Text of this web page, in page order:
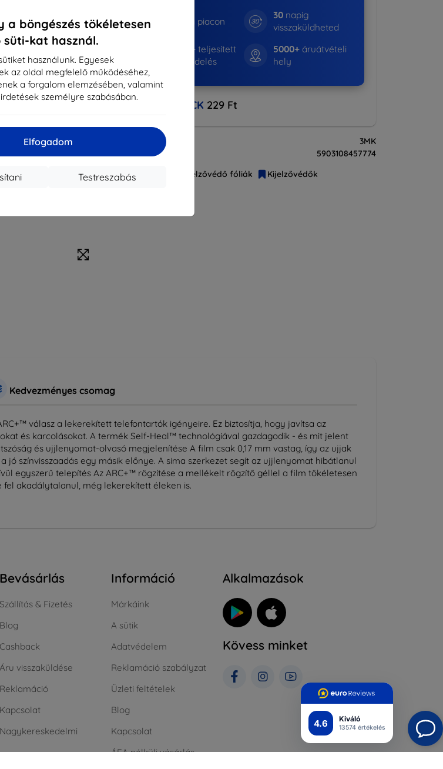
4.6 Kiváló
13574 értékelés
a böngészés tökéletesen
süti-kat használ.
használunk. Egyesek
az oldal megfelelő működéséhez,
a forgalom elemzésében, valamint
személyre szabásában.
Elfogadom
Testreszabás
éve a piacon
30napig
visszaküldheted
819522+teljesített
megrendelés
5000+áruátvételi
hely
CASHBACK 229 Ft
3MK
5903108457774
Tartozékok
Kijelzővédő fóliák Kijelzővédők
Kedvezményes csomag
válasz a lekerekített telefontartók igényeire. Ez biztosítja, hogy javítsa az
és karcolásokat. A termék Self-Heal™ technológiával gazdagodik - és mit jelent
és ujjlenyomat-olvasó megjelenítése A film csak 0,17 mm vastag, így az ujjak
színvisszaadás egy másik előnye. A sima szerkezet segít az ujjlenyomat hibátlanul
egyszerű telepítés Az ARC+™ rögzítése a mellékelt rögzítő géllel a film tökéletesen
akadálytalanul, még lekerekített éleken is.
Bevásárlás
Szállítás & Fizetés
Blog
Cashback
Áru visszaküldése
Reklamáció
Kapcsolat
Nagykereskedelmi
Információ
Márkáink
A sütik
Adatvédelem
Reklamáció szabályzat
Üzleti feltételek
Blog
Kapcsolat
ÁFA nélküli vásárlás
Alkalmazások
Kövess minket